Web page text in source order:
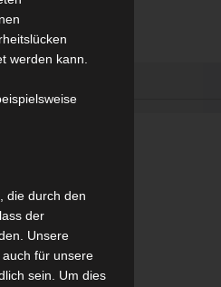
werden kann.
die durch den
der
Unsere
für unsere
sein. Um dies